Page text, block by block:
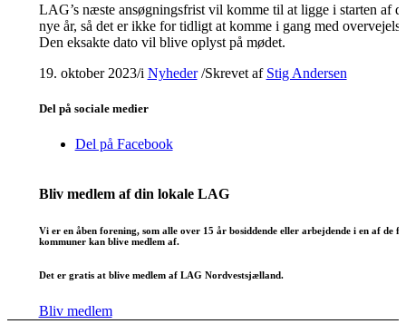
LAG’s næste ansøgningsfrist vil komme til at ligge i starten af
nye år, så det er ikke for tidligt at komme i gang med
Den eksakte dato vil blive oplyst på mødet.
19. oktober 2023/i Nyheder /Skrevet af Stig Andersen
Del på sociale medier
Del på Facebook
Bliv medlem af din lokale LAG
Vi er en åben forening, som alle over 15 år bosiddende eller arbejdende i en af de
kommuner kan blive medlem af.
Det er gratis at blive medlem af LAG Nordvestsjælland.
Bliv medlem